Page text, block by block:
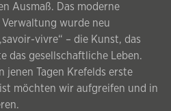
Ausmaß. Das moderne
wurde neu
vivre“ – die Kunst, das
das gesellschaftliche Leben.
jenen Tagen Krefelds erste
möchten wir aufgreifen und in